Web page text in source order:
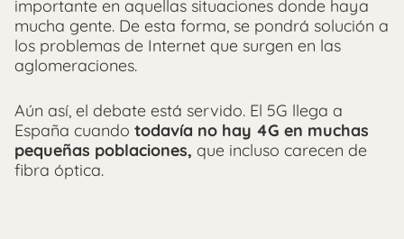
importante en aquellas situaciones donde haya
mucha gente. De esta forma, se pondrá solución a
los problemas de Internet que surgen en las
aglomeraciones.
Aún así, el debate está servido. El 5G llega a
España cuando todavía no hay 4G en muchas
pequeñas poblaciones, que incluso carecen de
fibra óptica.